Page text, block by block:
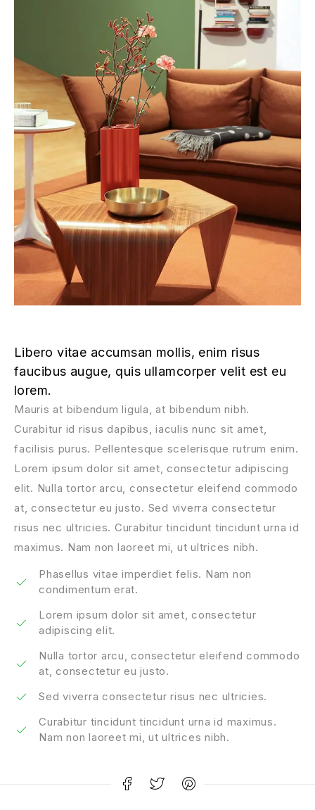
Libero vitae accumsan mollis, enim risus
faucibus augue, quis ullamcorper velit est eu
lorem.
Mauris at bibendum ligula, at bibendum nibh.
Curabitur id risus dapibus, iaculis nunc sit amet,
facilisis purus. Pellentesque scelerisque rutrum enim.
Lorem ipsum dolor sit amet, consectetur adipiscing
elit. Nulla tortor arcu, consectetur eleifend commodo
at, consectetur eu justo. Sed viverra consectetur
risus nec ultricies. Curabitur tincidunt tincidunt urna id
maximus. Nam non laoreet mi, ut ultrices nibh.
Phasellus vitae imperdiet felis. Nam non
condimentum erat.
Lorem ipsum dolor sit amet, consectetur
adipiscing elit.
Nulla tortor arcu, consectetur eleifend commodo
at, consectetur eu justo.
Sed viverra consectetur risus nec ultricies.
Curabitur tincidunt tincidunt urna id maximus.
Nam non laoreet mi, ut ultrices nibh.